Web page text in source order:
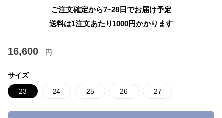
ご注文確定から7~28日でお届け予定
送料は1注文あたり 1000円かかります
16,600 円
サイズ
23 24 25 26 27